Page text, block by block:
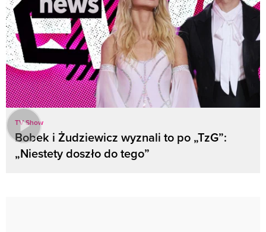
TV Show
Bobek i Żudziewicz wyznali to po „TzG”:
„Niestety doszło do tego”